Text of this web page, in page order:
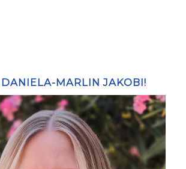
MARLIN JAKOBI!